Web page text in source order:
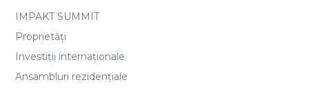
IMPAKT SUMMIT
Proprietăți
Investiții internaționale
Ansambluri rezidențiale